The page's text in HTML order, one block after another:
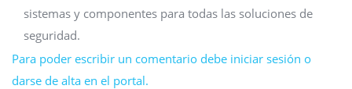
sistemas y componentes para todas las soluciones de
seguridad.
Para poder escribir un comentario debe iniciar sesión o
darse de alta en el portal.